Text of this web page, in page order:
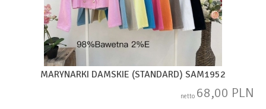
MARYNARKI DAMSKIE (STANDARD) SAM1952
netto 68,00 PLN